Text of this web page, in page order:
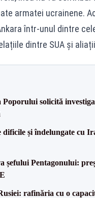
armatei ucrainene.
într-unul dintre
dintre SUA și
solicită
dificile și îndelungate cu
Pentagonului:
rafinăria cu o